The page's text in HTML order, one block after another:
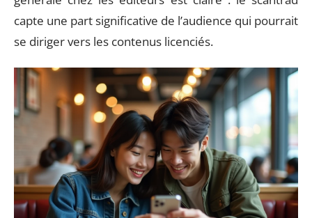
capte une part significative de l’audience qui pourrait
se diriger vers les contenus licenciés.